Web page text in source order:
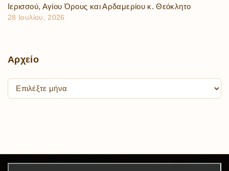
Ιερισσού, Αγίου Όρους και Αρδαμερίου κ. Θεόκλητο
28 Ιουλίου, 2026
Αρχείο